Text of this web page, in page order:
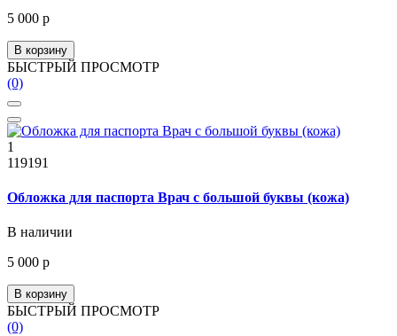
5 000 р
В корзину
БЫСТРЫЙ ПРОСМОТР
(0)
1
119191
Обложка для паспорта Врач с большой буквы (кожа)
В наличии
5 000 р
В корзину
БЫСТРЫЙ ПРОСМОТР
(0)